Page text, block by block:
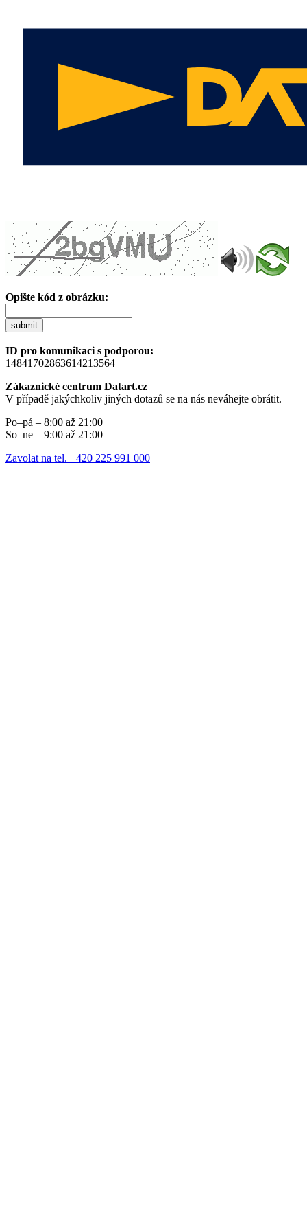
Opište kód z obrázku:
submit
ID pro komunikaci s podporou:
14841702863614213564
Zákaznické centrum Datart.cz
V případě jakýchkoliv jiných dotazů se na nás neváhejte obrátit.
Po–pá – 8:00 až 21:00
So–ne – 9:00 až 21:00
Zavolat na tel. +420 225 991 000